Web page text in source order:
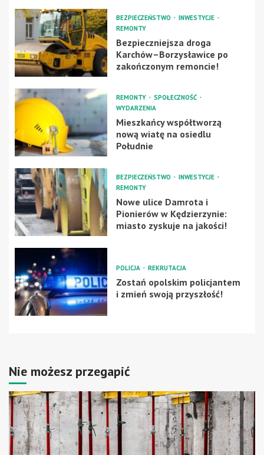
BEZPIECZEŃSTWO
INWESTYCJE
REMONTY
Bezpieczniejsza droga
Karchów–Borzysławice po
zakończonym remoncie!
REMONTY
SPOŁECZNOŚĆ
WYDARZENIA
Mieszkańcy współtworzą
nową wiatę na osiedlu
Południe
BEZPIECZEŃSTWO
INWESTYCJE
REMONTY
Nowe ulice Damrota i
Pionierów w Kędzierzynie:
miasto zyskuje na jakości!
POLICJA REKRUTACJA
Zostań opolskim policjantem
i zmień swoją przyszłość!
Nie możesz przegapić